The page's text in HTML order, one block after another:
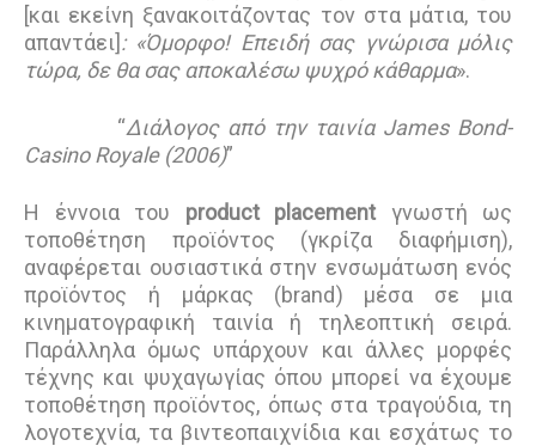
[και εκείνη ξανακοιτάζοντας τον στα μάτια, του
απαντάει]: «Όμορφο! Επειδή σας γνώρισα μόλις
τώρα, δε θα σας αποκαλέσω ψυχρό κάθαρμα».
“Διάλογος από την ταινία James Bond-
Casino Royale (2006)”
Η έννοια του product placement γνωστή ως
τοποθέτηση προϊόντος (γκρίζα διαφήμιση),
αναφέρεται ουσιαστικά στην ενσωμάτωση ενός
προϊόντος ή μάρκας (brand) μέσα σε μια
κινηματογραφική ταινία ή τηλεοπτική σειρά.
Παράλληλα όμως υπάρχουν και άλλες μορφές
τέχνης και ψυχαγωγίας όπου μπορεί να έχουμε
τοποθέτηση προϊόντος, όπως στα τραγούδια, τη
λογοτεχνία, τα βιντεοπαιχνίδια και εσχάτως το